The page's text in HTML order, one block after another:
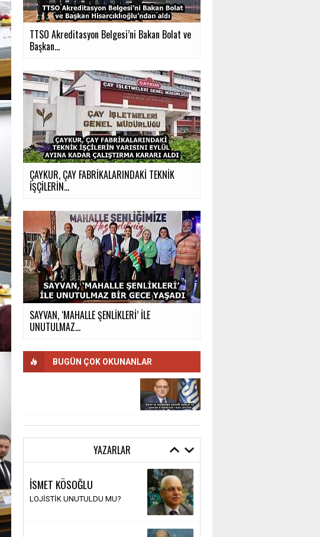
TTSO Akreditasyon Belgesi’ni Bakan Bolat ve
Başkan...
ÇAYKUR, ÇAY FABRİKALARINDAKİ TEKNİK
İŞÇİLERİN...
SAYVAN, ‘MAHALLE ŞENLİKLERİ’ İLE
UNUTULMAZ...
BUGÜN ÇOK OKUNANLAR
YAZARLAR
İSMET KÖSOĞLU
LOJİSTİK UNUTULDU MU?